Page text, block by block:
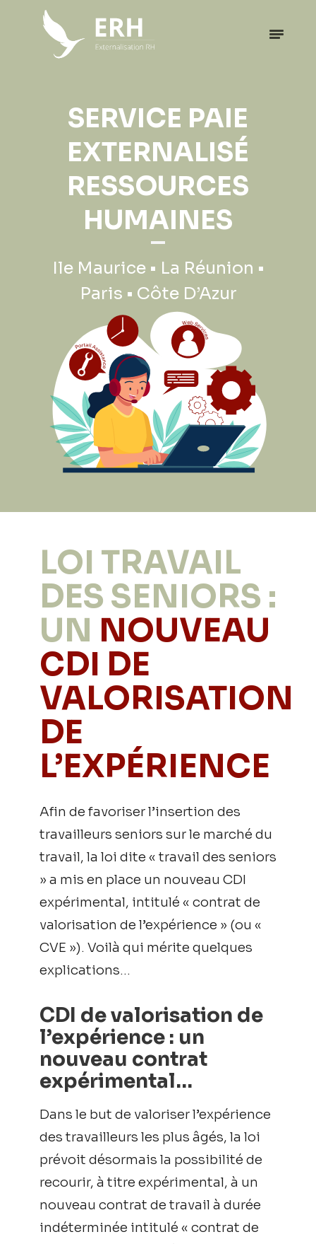
SERVICE PAIE
EXTERNALISÉ
RESSOURCES
HUMAINES
Ile Maurice • La Réunion •
Paris • Côte D’Azur
EXPATRIATION
PROFESSIONNELLE
Ile Maurice • La Réunion •
Paris • Côte D’Azur
LOI TRAVAIL
DES SENIORS :
UN NOUVEAU
CDI DE
VALORISATION
DE
L’EXPÉRIENCE
Afin de favoriser l’insertion des
travailleurs seniors sur le marché du
travail, la loi dite « travail des seniors
» a mis en place un nouveau CDI
expérimental, intitulé « contrat de
valorisation de l’expérience » (ou «
CVE »). Voilà qui mérite quelques
explications…
CDI de valorisation de
l’expérience : un
nouveau contrat
expérimental…
Dans le but de valoriser l’expérience
des travailleurs les plus âgés, la loi
prévoit désormais la possibilité de
recourir, à titre expérimental, à un
nouveau contrat de travail à durée
indéterminée intitulé « contrat de